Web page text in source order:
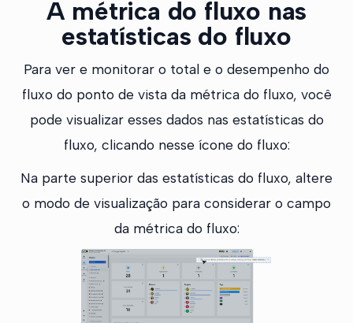
A métrica do fluxo nas
estatísticas do fluxo
Para ver e monitorar o total e o desempenho do
fluxo do ponto de vista da métrica do fluxo, você
pode visualizar esses dados nas estatísticas do
fluxo, clicando nesse ícone do fluxo:
Na parte superior das estatísticas do fluxo, altere
o modo de visualização para considerar o campo
da métrica do fluxo: